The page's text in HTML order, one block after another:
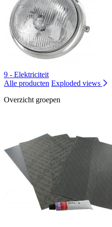
9 - Elektriciteit
Alle producten Exploded views
Overzicht groepen